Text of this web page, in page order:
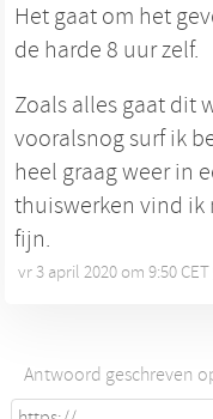
Het gaat om het
de harde 8 uur zelf.
Zoals alles gaat dit
vooralsnog surf ik
heel graag weer in
thuiswerken vind ik
fijn.
vr 3 april 2020 om 9:50 CET
Antwoord geschreven